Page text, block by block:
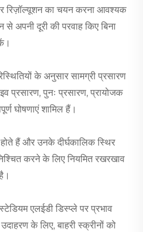
रिज़ॉल्यूशन का चयन करना आवश्यक
अपनी दूरी की परवाह किए बिना
के अनुसार सामग्री प्रसारण
प्रसारण, पुनः प्रसारण, प्रायोजक
घोषणाएं शामिल हैं।
हैं और उनके दीर्घकालिक स्थिर
करने के लिए नियमित रखरखाव
एलईडी डिस्प्ले पर प्रभाव
के लिए, बाहरी स्क्रीनों को